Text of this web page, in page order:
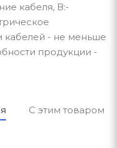
кабеля, В:-
кабелей - не меньше
продукции -
С этим товаром